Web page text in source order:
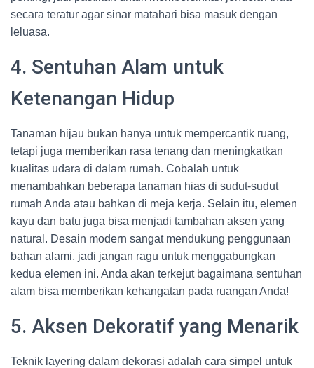
secara teratur agar sinar matahari bisa masuk dengan
leluasa.
4. Sentuhan Alam untuk
Ketenangan Hidup
Tanaman hijau bukan hanya untuk mempercantik ruang,
tetapi juga memberikan rasa tenang dan meningkatkan
kualitas udara di dalam rumah. Cobalah untuk
menambahkan beberapa tanaman hias di sudut-sudut
rumah Anda atau bahkan di meja kerja. Selain itu, elemen
kayu dan batu juga bisa menjadi tambahan aksen yang
natural. Desain modern sangat mendukung penggunaan
bahan alami, jadi jangan ragu untuk menggabungkan
kedua elemen ini. Anda akan terkejut bagaimana sentuhan
alam bisa memberikan kehangatan pada ruangan Anda!
5. Aksen Dekoratif yang Menarik
Teknik layering dalam dekorasi adalah cara simpel untuk